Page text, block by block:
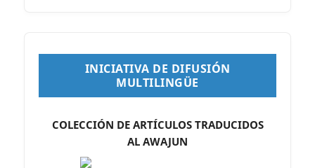
INICIATIVA DE DIFUSIÓN
MULTILINGÜE
COLECCIÓN DE ARTÍCULOS TRADUCIDOS
AL AWAJUN